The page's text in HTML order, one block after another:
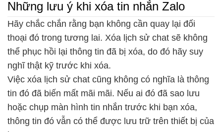
Những lưu ý khi xóa tin nhắn Zalo
Hãy chắc chắn rằng bạn không cần quay lại đối
thoại đó trong tương lai. Xóa lịch sử chat sẽ không
thể phục hồi lại thông tin đã bị xóa, do đó hãy suy
nghĩ thật kỹ trước khi xóa.
Việc xóa lịch sử chat cũng không có nghĩa là thông
tin đó đã biến mất mãi mãi. Nếu ai đó đã sao lưu
hoặc chụp màn hình tin nhắn trước khi bạn xóa,
thông tin đó vẫn có thể được lưu trữ trên thiết bị của